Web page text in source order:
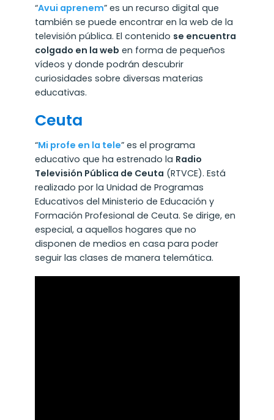
“Avui aprenem” es un recurso digital que
también se puede encontrar en la web de la
televisión pública. El contenido se encuentra
colgado en la web en forma de pequeños
vídeos y donde podrán descubrir
curiosidades sobre diversas materias
educativas.
Ceuta
“Mi profe en la tele” es el programa
educativo que ha estrenado la Radio
Televisión Pública de Ceuta (RTVCE). Está
realizado por la Unidad de Programas
Educativos del Ministerio de Educación y
Formación Profesional de Ceuta. Se dirige, en
especial, a aquellos hogares que no
disponen de medios en casa para poder
seguir las clases de manera telemática.